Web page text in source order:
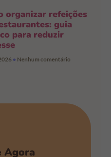
organizar refeições
guia
para reduzir
Nenhum comentário
Agora